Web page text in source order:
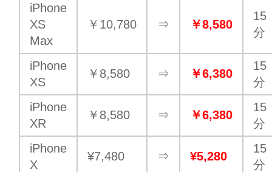
iPhone
XS
Max
￥10,780 ⇒ ￥8,580
15
分
iPhone
XS
￥8,580 ⇒ ￥6,380
15
分
iPhone
XR
￥8,580 ⇒ ￥6,380
15
分
iPhone
X
¥7,480 ⇒ ¥5,280
15
分